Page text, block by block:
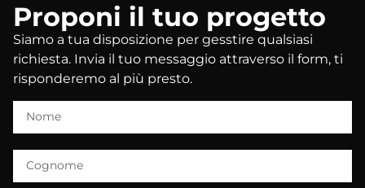
Proponi il tuo progetto
Siamo a tua disposizione per gesstire qualsiasi
richiesta. Invia il tuo messaggio attraverso il form, ti
risponderemo al più presto.